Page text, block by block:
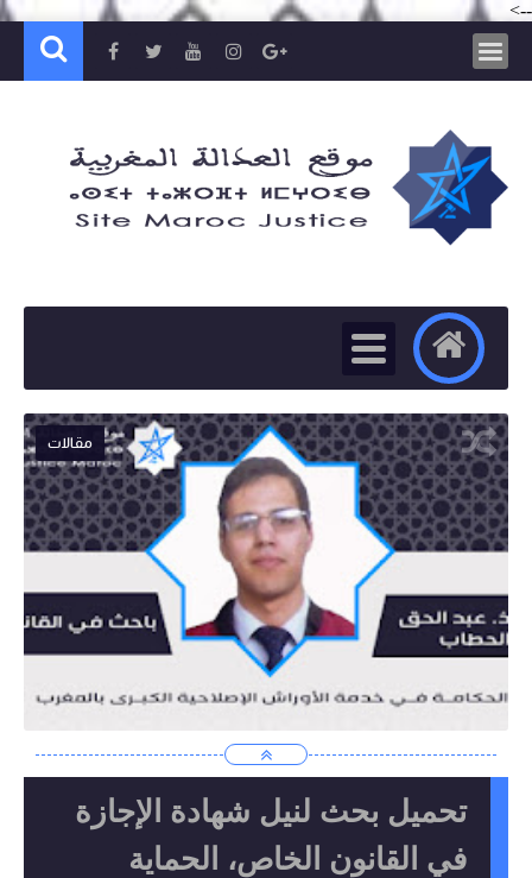
-->
مقالات
تحميل بحث لنيل شهادة الإجازة
في القانون الخاص، الحماية